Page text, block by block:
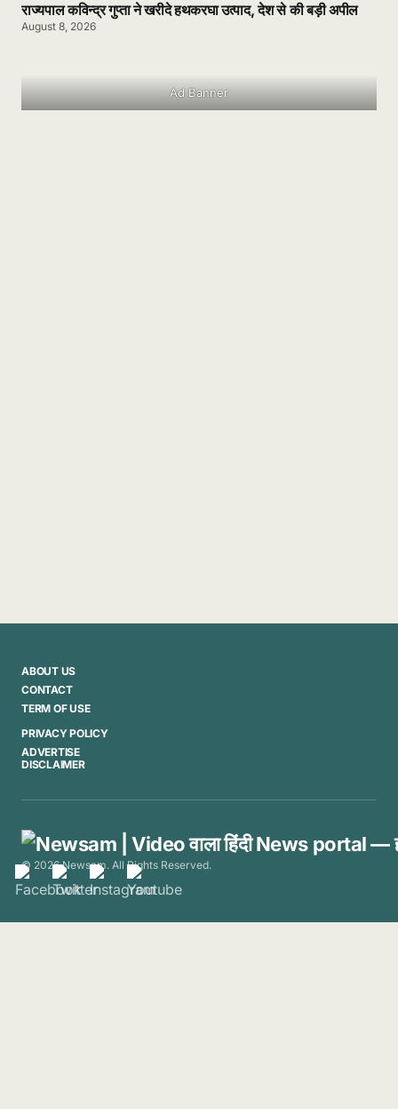
राज्यपाल कविन्द्र गुप्ता ने खरीदे हथकरघा उत्पाद, देश से की बड़ी अपील
August 8, 2026
Ad Banner
ABOUT US
CONTACT
TERM OF USE
PRIVACY POLICY
ADVERTISE
DISCLAIMER
© 2026 Newsam. All Rights Reserved.